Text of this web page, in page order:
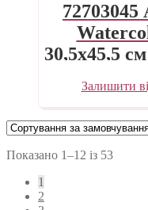
72703045
30,5х45,5
склейка з
Залишити
Показано 1–12 із 53
1
2